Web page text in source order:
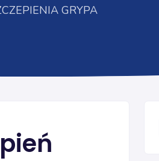
GRYPA